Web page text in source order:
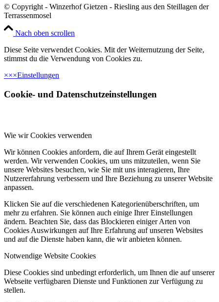
© Copyright - Winzerhof Gietzen - Riesling aus den Steillagen der
Terrassenmosel
Nach oben scrollen
Diese Seite verwendet Cookies. Mit der Weiternutzung der Seite,
stimmst du die Verwendung von Cookies zu.
×××Einstellungen
Cookie- und Datenschutzeinstellungen
Wie wir Cookies verwenden
Wir können Cookies anfordern, die auf Ihrem Gerät eingestellt
werden. Wir verwenden Cookies, um uns mitzuteilen, wenn Sie
unsere Websites besuchen, wie Sie mit uns interagieren, Ihre
Nutzererfahrung verbessern und Ihre Beziehung zu unserer Website
anpassen.
Klicken Sie auf die verschiedenen Kategorienüberschriften, um
mehr zu erfahren. Sie können auch einige Ihrer Einstellungen
ändern. Beachten Sie, dass das Blockieren einiger Arten von
Cookies Auswirkungen auf Ihre Erfahrung auf unseren Websites
und auf die Dienste haben kann, die wir anbieten können.
Notwendige Website Cookies
Diese Cookies sind unbedingt erforderlich, um Ihnen die auf unserer
Webseite verfügbaren Dienste und Funktionen zur Verfügung zu
stellen.